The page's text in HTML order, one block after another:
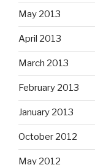
May 2013
April 2013
March 2013
February 2013
January 2013
October 2012
May 2012